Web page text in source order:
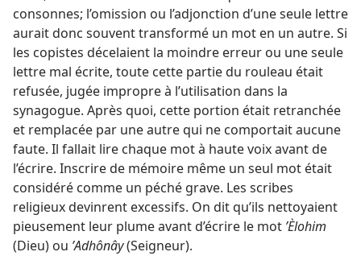
consonnes; l’omission ou l’adjonction d’une seule lettre
aurait donc souvent transformé un mot en un autre. Si
les copistes décelaient la moindre erreur ou une seule
lettre mal écrite, toute cette partie du rouleau était
refusée, jugée impropre à l’utilisation dans la
synagogue. Après quoi, cette portion était retranchée
et remplacée par une autre qui ne comportait aucune
faute. Il fallait lire chaque mot à haute voix avant de
l’écrire. Inscrire de mémoire même un seul mot était
considéré comme un péché grave. Les scribes
religieux devinrent excessifs. On dit qu’ils nettoyaient
pieusement leur plume avant d’écrire le mot ʼÈlohim
(Dieu) ou ʼAdhônây(Seigneur).